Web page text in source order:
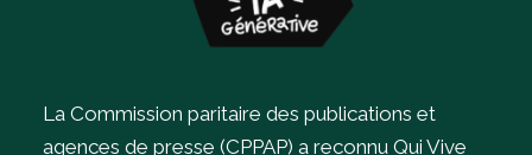
La Commission paritaire des publications et
agences de presse (CPPAP) a reconnu Qui Vive